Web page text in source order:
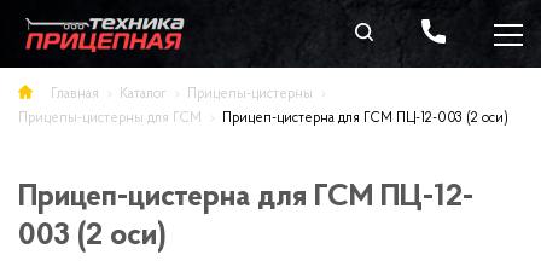
Главная Каталог
Прицепы-цистерны
Прицепы-цистерны для ГСМ
Прицеп-цистерна для ГСМ ПЦ-12-003 (2 оси)
Прицеп-цистерна для ГСМ ПЦ-12-
003 (2 оси)